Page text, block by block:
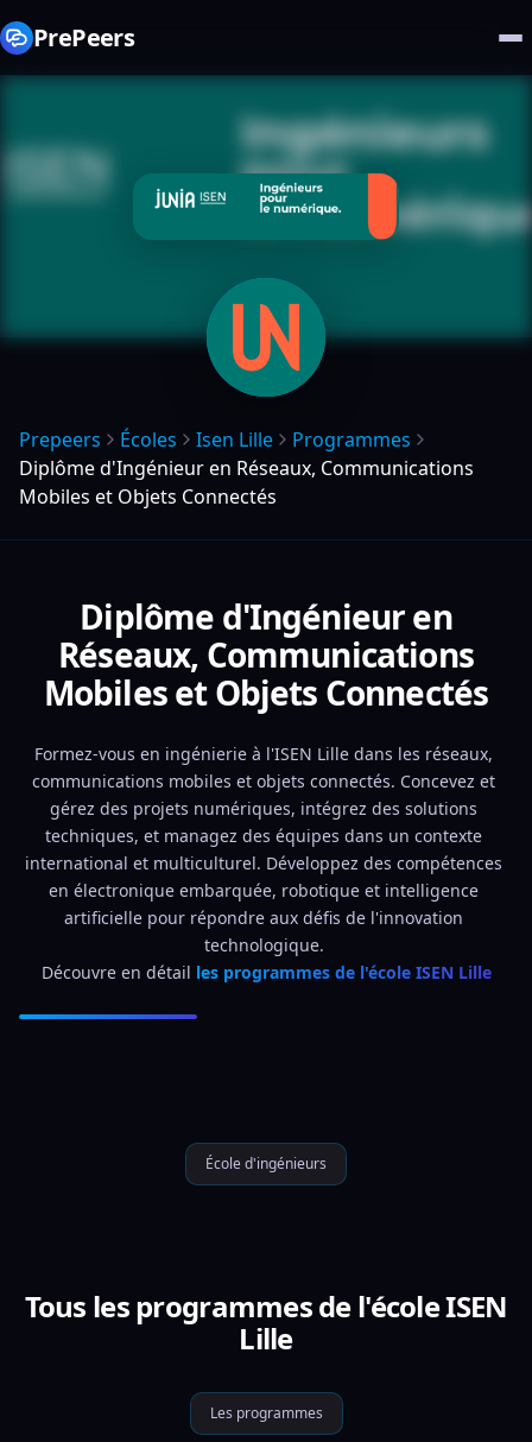
PrePeers
Prepeers Écoles Isen Lille
Programmes
Diplôme d'Ingénieur en Réseaux, Communications
Mobiles et Objets Connectés
Diplôme d'Ingénieur en
Réseaux, Communications
Mobiles et Objets Connectés
Formez-vous en ingénierie à l'ISEN Lille dans les réseaux,
communications mobiles et objets connectés. Concevez et
gérez des projets numériques, intégrez des solutions
techniques, et managez des équipes dans un contexte
international et multiculturel. Développez des compétences
en électronique embarquée, robotique et intelligence
artificielle pour répondre aux défis de l'innovation
technologique.
Découvre en détail les programmes de l'école ISEN Lille
École d'ingénieurs
Tous les programmes de l'école ISEN
Lille
Les programmes